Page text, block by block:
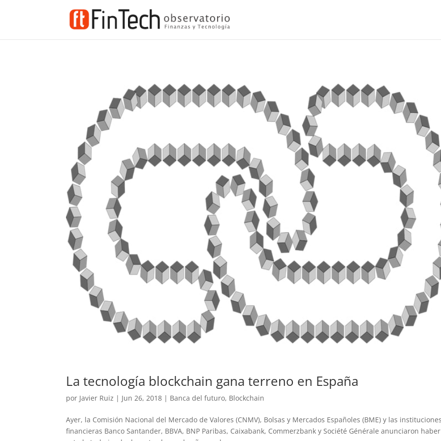
La tecnología blockchain gana terreno en España
por Javier Ruiz | Jun 26, 2018 | Banca del futuro, Blockchain
Ayer, la Comisión Nacional del Mercado de Valores (CNMV), Bolsas y Mercados Españoles (BME) y las
financieras Banco Santander, BBVA, BNP Paribas, Caixabank, Commerzbank y Société Générale anunciaron haber